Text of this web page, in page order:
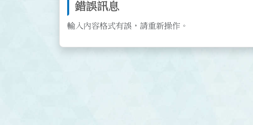
錯誤訊息
輸入內容格式有誤，請重新操作。